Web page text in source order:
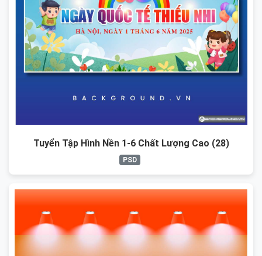
Tuyển Tập Hình Nền 1-6 Chất Lượng Cao (28)
PSD